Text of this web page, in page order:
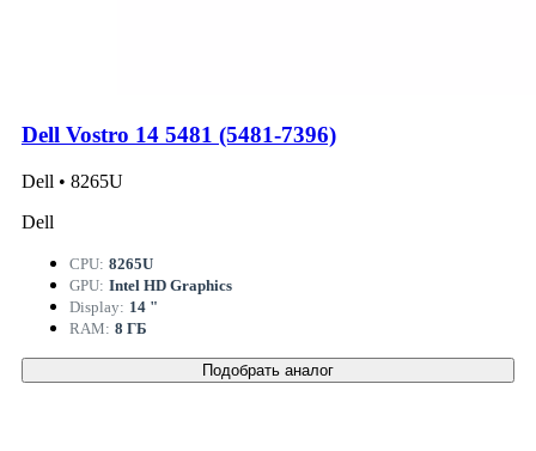
Dell Vostro 14 5481 (5481-7396)
Dell • 8265U
Dell
CPU: 8265U
GPU: Intel HD Graphics
Display: 14 "
RAM: 8 ГБ
Подобрать аналог